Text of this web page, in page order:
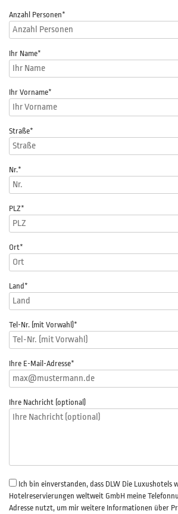
Anzahl Personen*
Ihr Name*
Ihr Vorname*
Straße*
Nr.*
PLZ*
Ort*
Land*
Tel-Nr. (mit Vorwahl) *
Ihre E-Mail-Adresse*
Ihre Nachricht (optional)
Ich bin einverstanden, dass DLW Die Luxushotels
Hotelreservierungen weltweit GmbH meine
Adresse nutzt, um mir weitere Informationen über